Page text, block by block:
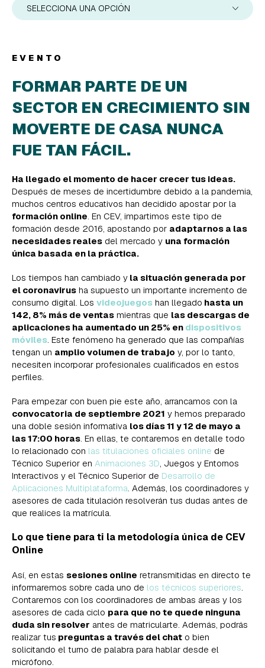
SELECCIONA UNA OPCIÓN
EVENTO
FORMAR PARTE DE UN
SECTOR EN CRECIMIENTO SIN
MOVERTE DE CASA NUNCA
FUE TAN FÁCIL.
Ha llegado el momento de hacer crecer tus ideas.
Después de meses de incertidumbre debido a la pandemia,
muchos centros educativos han decidido apostar por la
formación online . En CEV, impartimos este tipo de
formación desde 2016, apostando por adaptarnos a las
necesidades reales del mercado y una formación
única basada en la práctica.
Los tiempos han cambiado y la situación generada por
el coronavirus ha supuesto un importante incremento de
consumo digital. Los videojuegos han llegado hasta un
142, 8% más de ventas mientras que las descargas de
aplicaciones ha aumentado un 25% en dispositivos
móviles . Este fenómeno ha generado que las compañías
tengan un amplio volumen de trabajo y, por lo tanto,
necesiten incorporar profesionales cualificados en estos
perfiles.
Para empezar con buen pie este año, arrancamos con la
convocatoria de septiembre 2021 y hemos preparado
una doble sesión informativa los días 11 y 12 de mayo a
las 17:00 horas . En ellas, te contaremos en detalle todo
lo relacionado con las titulaciones oficiales online de
Técnico Superior en Animaciones 3D , Juegos y Entornos
Interactivos y el Técnico Superior de Desarrollo de
Aplicaciones Multiplataforma . Además, los coordinadores y
asesores de cada titulación resolverán tus dudas antes de
que realices la matrícula.
Lo que tiene para ti la metodología única de CEV
Online
Así, en estas sesiones online retransmitidas en directo te
informaremos sobre cada uno de los técnicos superiores
Contaremos con los coordinadores de ambas áreas y los
asesores de cada ciclo para que no te quede ninguna
duda sin resolver antes de matricularte. Además, podrás
realizar tus preguntas a través del chat o bien
solicitando el turno de palabra para hablar desde el
micrófono.